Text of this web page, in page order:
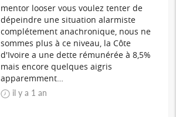
mentor looser vous voulez tenter de
dépeindre une situation alarmiste
complétement anachronique, nous ne
sommes plus à ce niveau, la Côte
d'Ivoire a une dette rémunérée à 8,5%
mais encore quelques aigris
apparemment…
il y a 1 an